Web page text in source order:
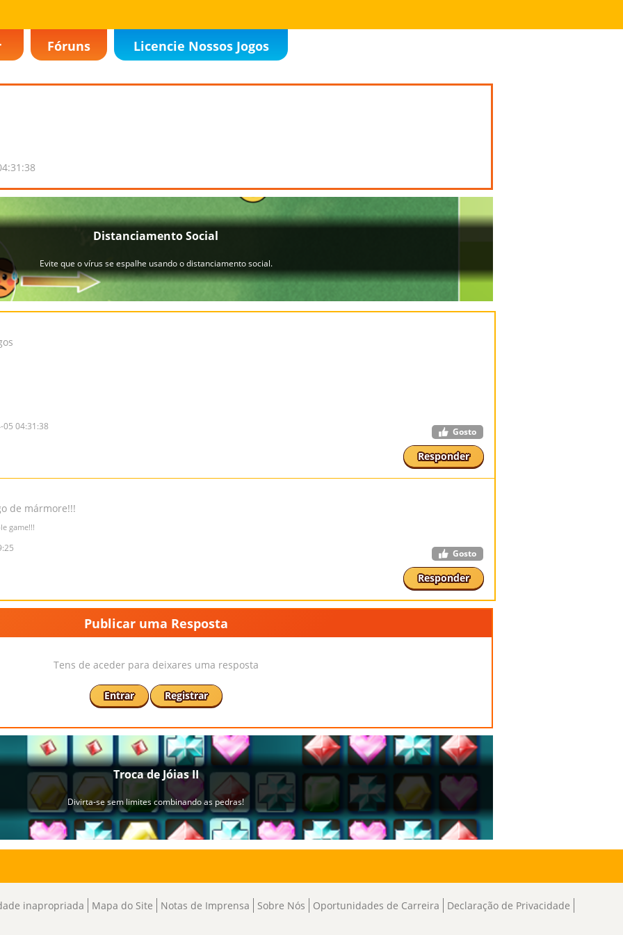
Fóruns Licencie Nossos Jogos
05 04:31:38 Gosto
Responder
de mármore!!!
game!!!
Gosto
Responder
Publicar uma Resposta
Tens de aceder para deixares uma resposta
Entrar Registrar
inapropriada Mapa do Site Notas de Imprensa Sobre Nós Oportunidades de Carreira Declaração de Privacidade